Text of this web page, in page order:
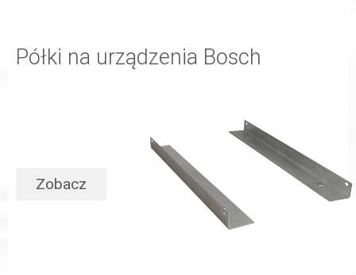
Półki na urządzenia Bosch
Zobacz